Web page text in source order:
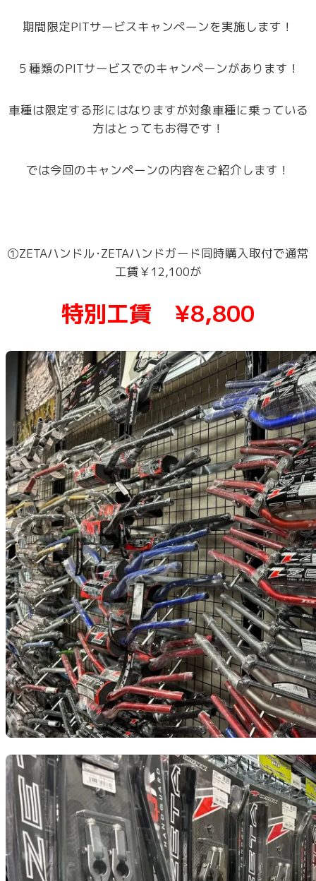
期間限定PITサービスキャンぺーンを実施します！
５種類のPITサービスでのキャンペーンがあります！
車種は限定する形にはなりますが対象車種に乗っている
方はとってもお得です！
では今回のキャンペーンの内容をご紹介します！
①ZETAハンドル･ZETAハンドガード同時購入取付で通常
工賃￥12,100が
特別工賃 ¥8,800